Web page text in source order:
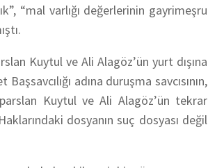
“mal varlığı değerlerinin gayrimeşru
Kuytul ve Ali Alagöz’ün yurt dışına
adına duruşma savcısının,
Kuytul ve Ali Alagöz’ün tekrar
dosyanın suç dosyası değil